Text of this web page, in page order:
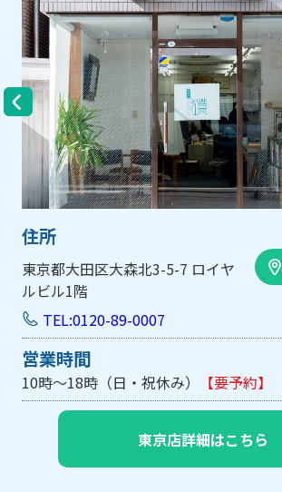
住所
大阪市中央区内平野町1-1-5 西大
手前ビル103号
TEL:0120-89-0007
営業時間
10時～18時（日・祝休み/土曜は不定休）
大阪店詳細はこちら